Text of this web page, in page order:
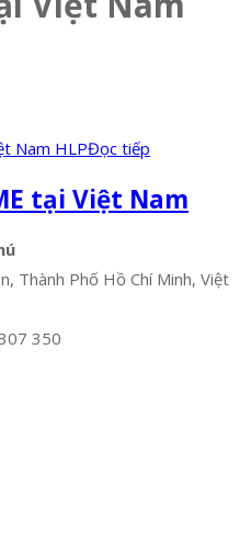
Đọc tiếp
tại Việt Nam
Thành Phố Hồ Chí Minh, Việt
350